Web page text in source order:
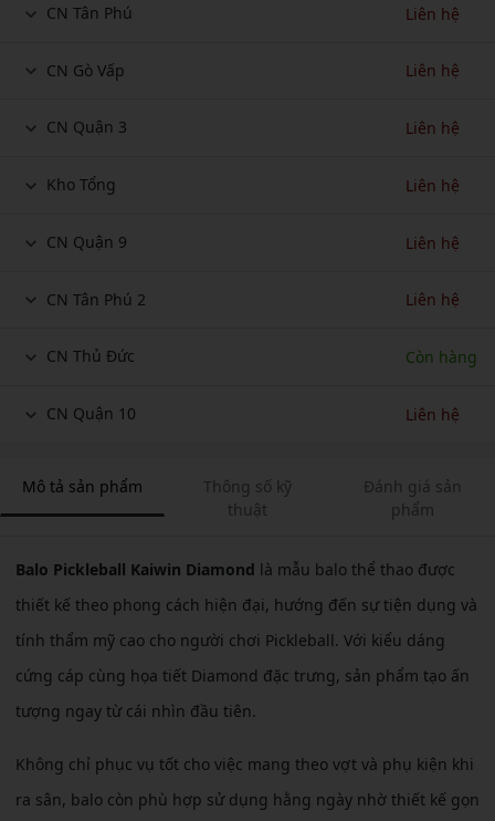
CN Tân Phú Liên hệ
CN Gò Vấp Liên hệ
CN Quận 3 Liên hệ
Kho Tổng Liên hệ
CN Quận 9 Liên hệ
CN Tân Phú 2 Liên hệ
CN Thủ Đức Còn hàng
CN Quận 10 Liên hệ
Mô tả sản phẩm
Thông số kỹ
thuật
Đánh giá sản
phẩm
Balo Pickleball Kaiwin Diamond là mẫu balo thể thao được
thiết kế theo phong cách hiện đại, hướng đến sự tiện dụng và
tính thẩm mỹ cao cho người chơi Pickleball. Với kiểu dáng
cứng cáp cùng họa tiết Diamond đặc trưng, sản phẩm tạo ấn
tượng ngay từ cái nhìn đầu tiên.
Không chỉ phục vụ tốt cho việc mang theo vợt và phụ kiện khi
ra sân, balo còn phù hợp sử dụng hằng ngày nhờ thiết kế gọn